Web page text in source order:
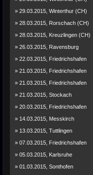
» 29.03.2015, Winterthur (CH)
» 28.03.2015, Rorschach (CH)
» 28.03.2015, Kreuzlingen (CH)
» 26.03.2015, Ravensburg
» 22.03.2015, Friedrichshafen
» 21.03.2015, Friedrichshafen
» 21.03.2015, Friedrichshafen
» 21.03.2015, Stockach
» 20.03.2015, Friedrichshafen
» 14.03.2015, Messkirch
» 13.03.2015, Tuttlingen
» 07.03.2015, Friedrichshafen
» 05.03.2015, Karlsruhe
» 01.03.2015, Sonthofen